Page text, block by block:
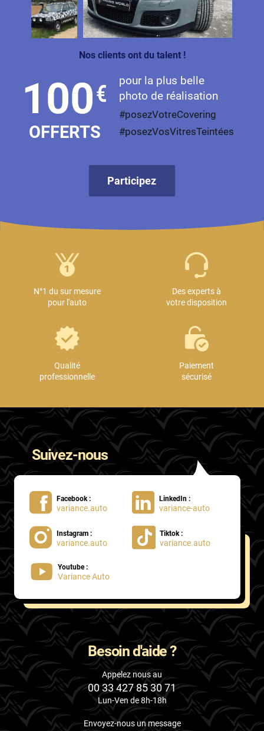
Nos clients ont du talent !
100€
OFFERTS
pour la plus belle
photo de réalisation
#posezVotreCovering
#posezVosVitresTeintées
Participez
N°1 du sur mesure
pour l'auto
Des experts à
votre disposition
Qualité
professionnelle
Paiement
sécurisé
Suivez-nous
Facebook :
variance.auto
LinkedIn :
variance-auto
Instagram :
variance.auto
Tiktok :
variance.auto
Youtube :
Variance Auto
Besoin d'aide ?
Appelez nous au
00 33 427 85 30 71
Lun-Ven de 8h-18h
Envoyez-nous un message